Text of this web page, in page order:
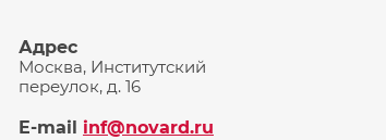
Адрес
Москва, Институтский
переулок, д. 16
E-mail inf@novard.ru